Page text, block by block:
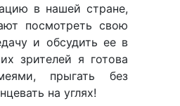
в нашей стране,
посмотреть свою
и обсудить ее в
зрителей я готова
прыгать без
на углях!